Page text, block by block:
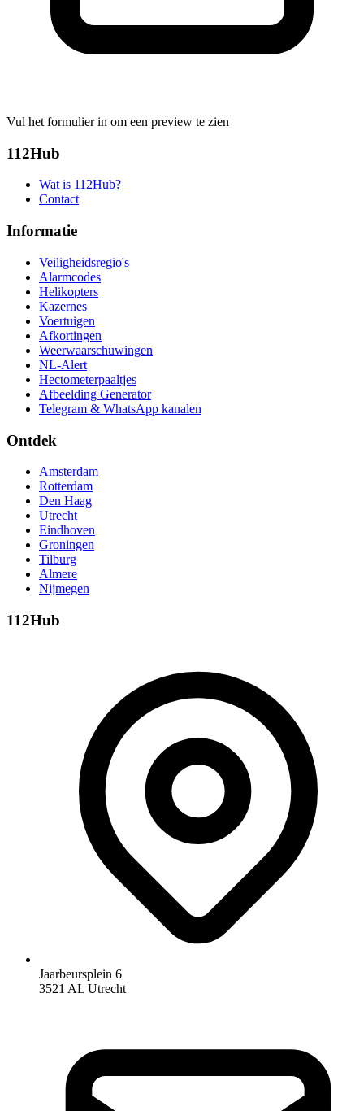
Vul het formulier in om een preview te zien
112Hub
Wat is 112Hub?
Contact
Informatie
Veiligheidsregio's
Alarmcodes
Helikopters
Kazernes
Voertuigen
Afkortingen
Weerwaarschuwingen
NL-Alert
Hectometerpaaltjes
Afbeelding Generator
Telegram & WhatsApp kanalen
Ontdek
Amsterdam
Rotterdam
Den Haag
Utrecht
Eindhoven
Groningen
Tilburg
Almere
Nijmegen
112Hub
Jaarbeursplein 6
3521 AL Utrecht